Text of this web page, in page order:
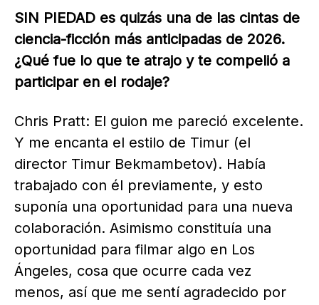
SIN PIEDAD es quizás una de las cintas de
ciencia-ficción más anticipadas de 2026.
¿Qué fue lo que te atrajo y te compelió a
participar en el rodaje?
Chris Pratt: El guion me pareció excelente.
Y me encanta el estilo de Timur (el
director Timur Bekmambetov). Había
trabajado con él previamente, y esto
suponía una oportunidad para una nueva
colaboración. Asimismo constituía una
oportunidad para filmar algo en Los
Ángeles, cosa que ocurre cada vez
menos, así que me sentí agradecido por